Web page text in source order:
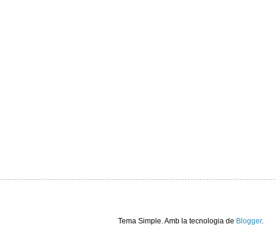
Tema Simple. Amb la tecnologia de Blogger.